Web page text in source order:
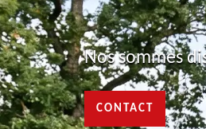
Nos sommes
CONTACT